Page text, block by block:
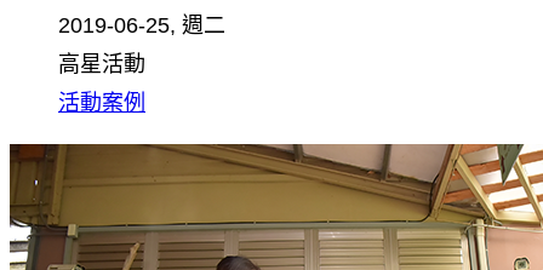
2019-06-25, 週二
高星活動
活動案例